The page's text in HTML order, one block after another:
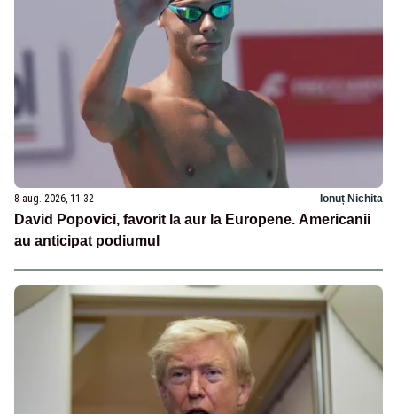
8 aug. 2026, 11:32 Ionuț Nichita
David Popovici, favorit la aur la Europene. Americanii
au anticipat podiumul